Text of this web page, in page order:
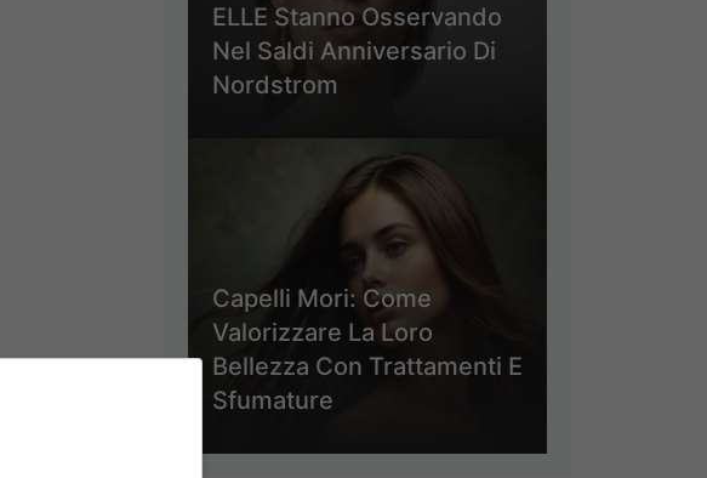
ELLE Stanno Osservando
Nel Saldi Anniversario Di
Nordstrom
Capelli Mori: Come
Valorizzare La Loro
Bellezza Con Trattamenti E
Sfumature